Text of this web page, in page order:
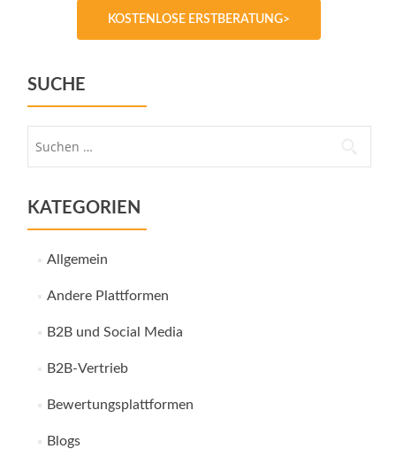
KOSTENLOSE ERSTBERATUNG>
SUCHE
KATEGORIEN
Allgemein
Andere Plattformen
B2B und Social Media
B2B-Vertrieb
Bewertungsplattformen
Blogs